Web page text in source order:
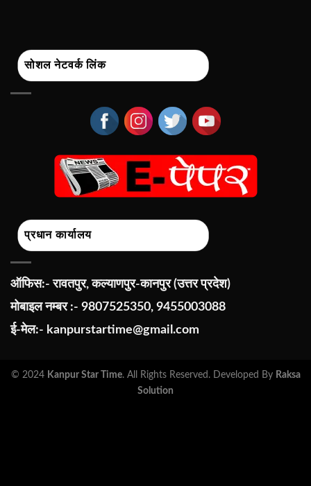
सोशल नेटवर्क लिंक
प्रधान कार्यालय
ऑफिस:- रावतपुर, कल्याणपुर-कानपुर (उत्तर प्रदेश)
मोबाइल नम्बर :- 9807525350, 9455003088
ई-मेल:- kanpurstartime@gmail.com
© 2024 Kanpur Star Time. All Rights Reserved. Developed By Raksa
Solution